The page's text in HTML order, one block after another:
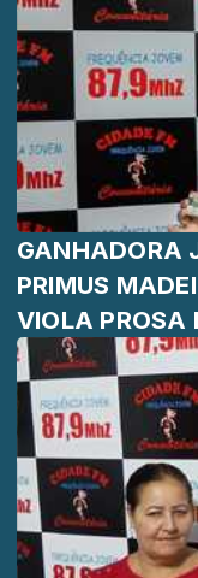
GANHADORA
PRIMUS
VIOLA PROSA